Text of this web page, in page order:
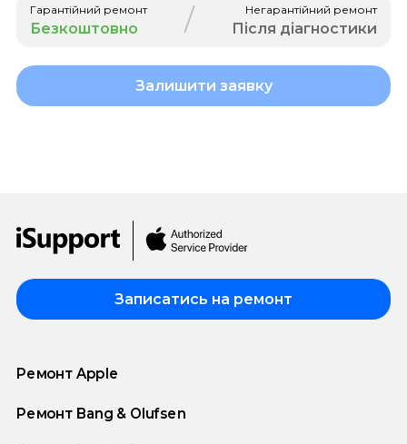
Гарантійний ремонт
Безкоштовно / Негарантійний ремонт
Після діагностики
Залишити заявку
Записатись на ремонт
Ремонт Apple
Ремонт Bang & Olufsen